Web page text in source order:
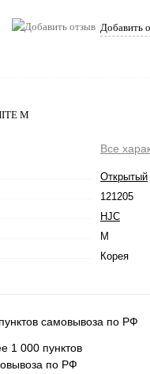
Добавить
M
Все
Открытый
121205
HJC
M
Корея
1 000 пунктов
по РФ